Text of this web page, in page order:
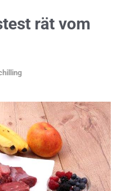
rät vom